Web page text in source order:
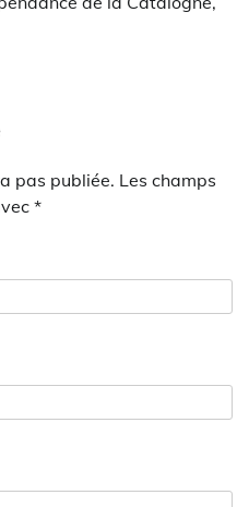
pas publiée. Les champs
*